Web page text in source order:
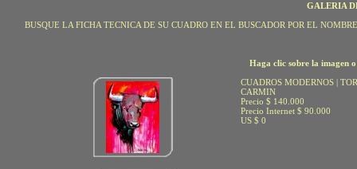
GALERIA
BUSQUE LA FICHA TECNICA DE SU CUADRO EN EL BUSCADOR POR EL
Haga clic sobre la imagen
CUADROS MODERNOS |
CARMIN
Precio $ 140.000
Precio Internet $ 90.000
US $ 0